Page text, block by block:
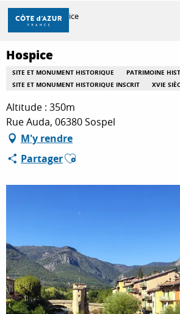
Aller
contenu
principal
DÉCOUVRIR
À FAIRE
SÉJOURNER
Accueil Hospice
Hospice
SITE ET MONUMENT HISTORIQUE
PATRIMOINE
SITE ET MONUMENT HISTORIQUE INSCRIT
XVIE
Altitude : 350m
Rue Auda, 06380 Sospel
M'y rendre
PartagerAjouter aux favoris